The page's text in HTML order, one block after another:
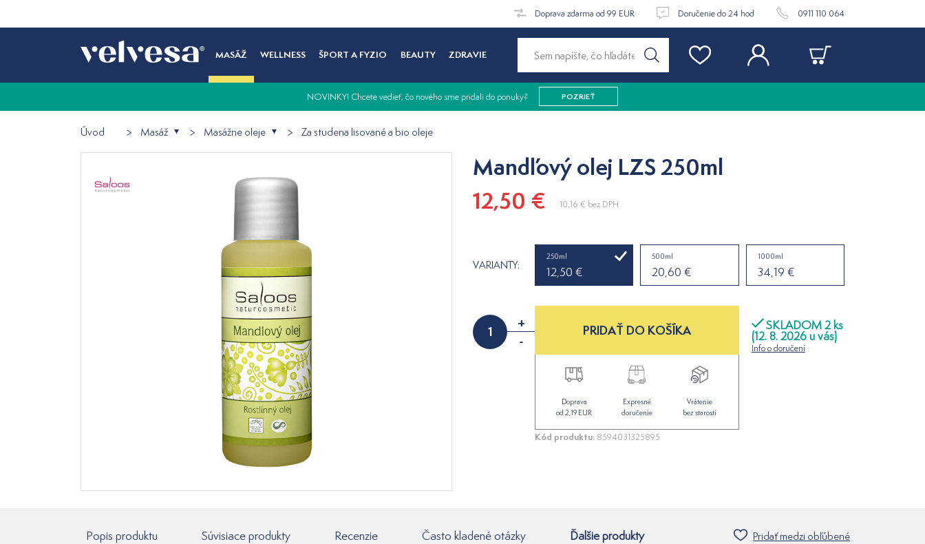
Doprava zdarma od 99 EUR Doručenie do 24 hod 0911 110 064
MASÁŽ WELLNESS ŠPORT A FYZIO BEAUTY ZDRAVIE
NOVINKY! Chcete vedieť, čo nového sme pridali do ponuky? POZRIEŤ
Úvod Masáž Masážne oleje Za studena lisované a bio oleje
Mandľový olej LZS 250ml
12,50 €
10,16 € bez DPH
VARIANTY:
250ml
12,50 €
500ml
20,60 €
1000ml
34,19 €
+
-
SKLADOM 2 ks
(12. 8. 2026 u vás)
Info o doručení
PRIDAŤ DO KOŠÍKA
Doprava
od 2,19 EUR
Expresné
doručenie
Vrátenie
bez starostí
Kód produktu: 8594031325895
Popis produktu Súvisiace produkty Recenzie Často kladené otázky Ďalšie produkty Pridať medzi obľúbené